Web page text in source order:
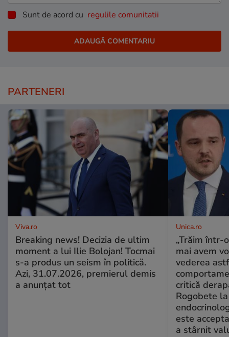
Sunt de acord cu regulile comunitatii
PARTENERI
Viva.ro
Breaking news! Decizia de ultim
moment a lui Ilie Bolojan! Tocmai
s-a produs un seism în politică.
Azi, 31.07.2026, premierul demis
a anunțat tot
Unica.ro
„Trăim într-
mai avem
vederea
critică
Rogobete
este
a stârnit